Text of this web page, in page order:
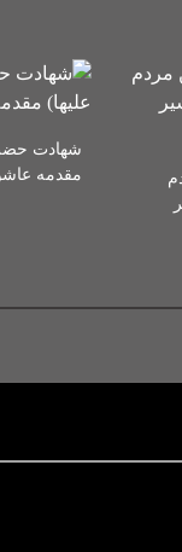
شهادت
مقدمه عاشوراء -